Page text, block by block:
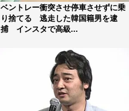
ベントレー衝突させ停車させずに乗
り捨てる 逃走した韓国籍男を逮
捕 インスタで高級...